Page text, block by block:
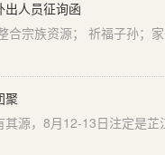
出人员征询函
聚